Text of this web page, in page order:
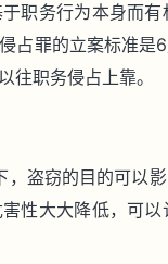
职务行为本身而
占罪的立案标准
往职务侵占上靠。
盗窃的目的可以
性大大降低，可